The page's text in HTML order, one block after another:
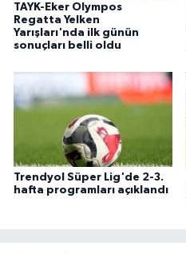
TAYK-Eker Olympos
Regatta Yelken
Yarışları'nda ilk günün
sonuçları belli oldu
Trendyol Süper Lig'de 2-3.
hafta programları açıklandı